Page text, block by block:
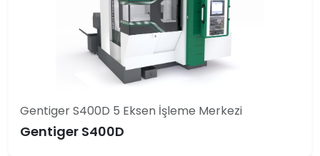
Gentiger S400D 5 Eksen İşleme Merkezi
Gentiger S400D